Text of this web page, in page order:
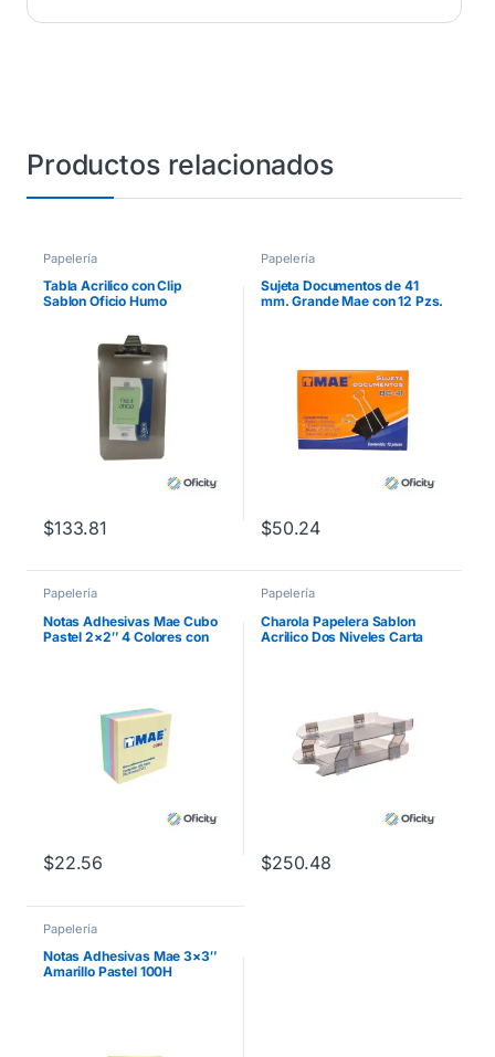
Productos relacionados
Papelería
Tabla Acrilico con Clip
Sablon Oficio Humo
$133.81
Papelería
Sujeta Documentos de 41
mm. Grande Mae con 12 Pzs.
$50.24
Papelería
Notas Adhesivas Mae Cubo
Pastel 2×2″ 4 Colores con
$22.56
Papelería
Charola Papelera Sablon
Acrilico Dos Niveles Carta
$250.48
Papelería
Notas Adhesivas Mae 3×3″
Amarillo Pastel 100H